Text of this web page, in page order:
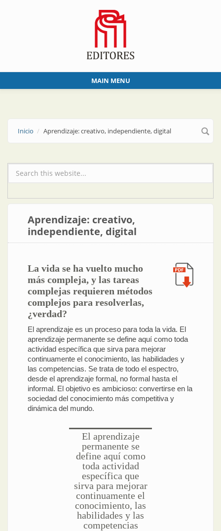
MAIN MENU
Inicio Aprendizaje: creativo, independiente, digital
Formulario de búsqueda
Aprendizaje: creativo,
independiente, digital
La vida se ha vuelto mucho
más compleja, y las tareas
complejas requieren métodos
complejos para resolverlas,
¿verdad?
El aprendizaje es un proceso para toda la vida. El
aprendizaje permanente se define aquí como toda
actividad específica que sirva para mejorar
continuamente el conocimiento, las habilidades y
las competencias. Se trata de todo el espectro,
desde el aprendizaje formal, no formal hasta el
informal. El objetivo es ambicioso: convertirse en la
sociedad del conocimiento más competitiva y
dinámica del mundo.
El aprendizaje
permanente se
define aquí como
toda actividad
específica que
sirva para mejorar
continuamente el
conocimiento, las
habilidades y las
competencias